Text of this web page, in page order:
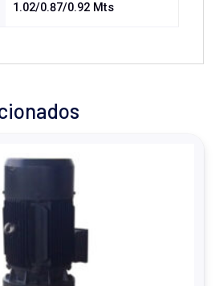
1.02/0.87/0.92 Mts